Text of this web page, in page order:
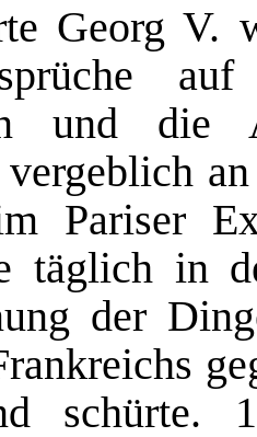
Georg V.
und die
Pariser
täglich in
der